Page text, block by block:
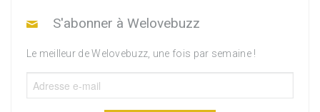
S'abonner à Welovebuzz
Le meilleur de Welovebuzz, une fois par semaine !